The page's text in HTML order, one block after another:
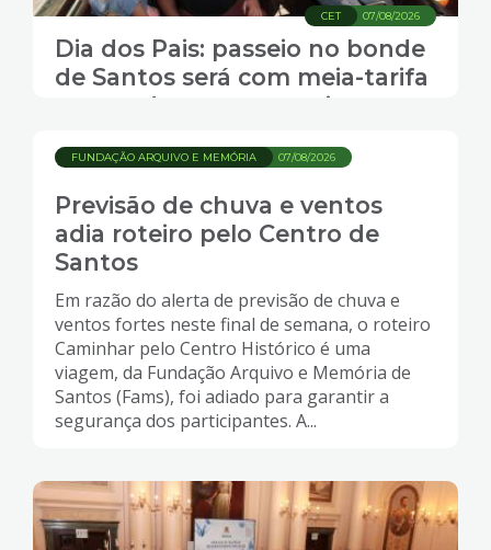
07/08/2026
CET
Dia dos Pais: passeio no bonde
de Santos será com meia-tarifa
para todos os passageiros
07/08/2026
FUNDAÇÃO ARQUIVO E MEMÓRIA
Previsão de chuva e ventos
adia roteiro pelo Centro de
Santos
Em razão do alerta de previsão de chuva e
ventos fortes neste final de semana, o roteiro
Caminhar pelo Centro Histórico é uma
viagem, da Fundação Arquivo e Memória de
Santos (Fams), foi adiado para garantir a
segurança dos participantes. A...